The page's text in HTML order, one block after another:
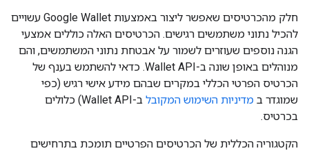
חלק מהכרטיסים שאפשר ליצור באמצעות Google Wallet עשויים
להכיל נתוני משתמשים רגישים. הכרטיסים האלה כוללים אמצעי
הגנה נוספים שעוזרים לשמור על אבטחת נתוני המשתמשים, והם
מנוהלים באופן שונה ב-Wallet API. כדאי להשתמש בענף של
הכרטיס הפרטי הכללי במקרים שבהם מידע אישי רגיש (כפי
שמוגדר ב מדיניות השימוש המקובל
ב-Wallet API) כלולים
בכרטיס.
הקטגוריה הכללית של הכרטיסים הפרטיים תומכת בתרחישים